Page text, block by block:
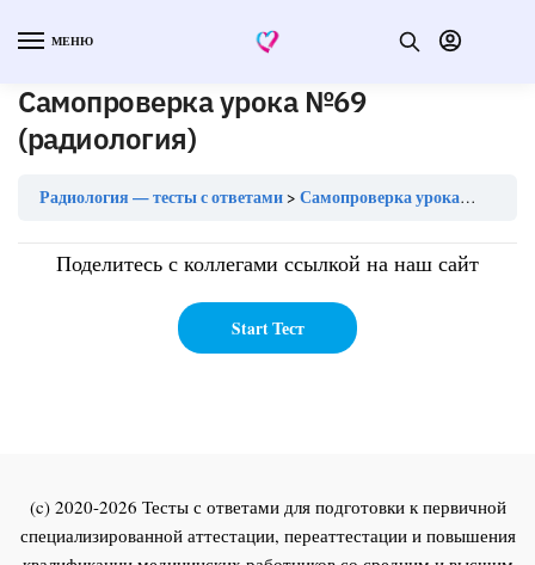
МЕНЮ
Самопроверка урока №69
(радиология)
Радиология — тесты с ответами Самопроверка урока №69 (радиология)
Поделитесь с коллегами ссылкой на наш сайт
(c) 2020-2026 Тесты с ответами для подготовки к первичной
специализированной аттестации, переаттестации и повышения